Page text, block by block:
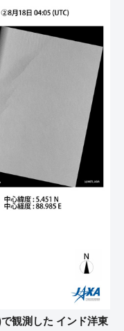
観測した インド洋東